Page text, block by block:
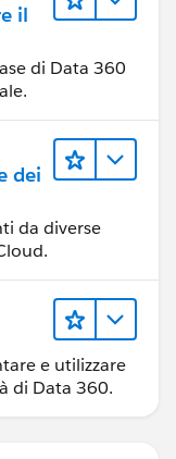
il
di Data 360
dei
da diverse
e utilizzare
di Data 360.